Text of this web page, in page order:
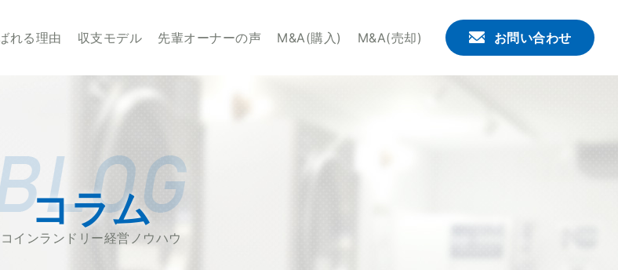
ならせんたくウサギチェーンにお任せ下さい。せんたくウサギチェーンでは、これからコインランドリ
れる理由 収支モデル 先輩オーナーの声 M&A(購入) M&A(売却) お問い合わせ
コラム
コインランドリー経営ノウハウ